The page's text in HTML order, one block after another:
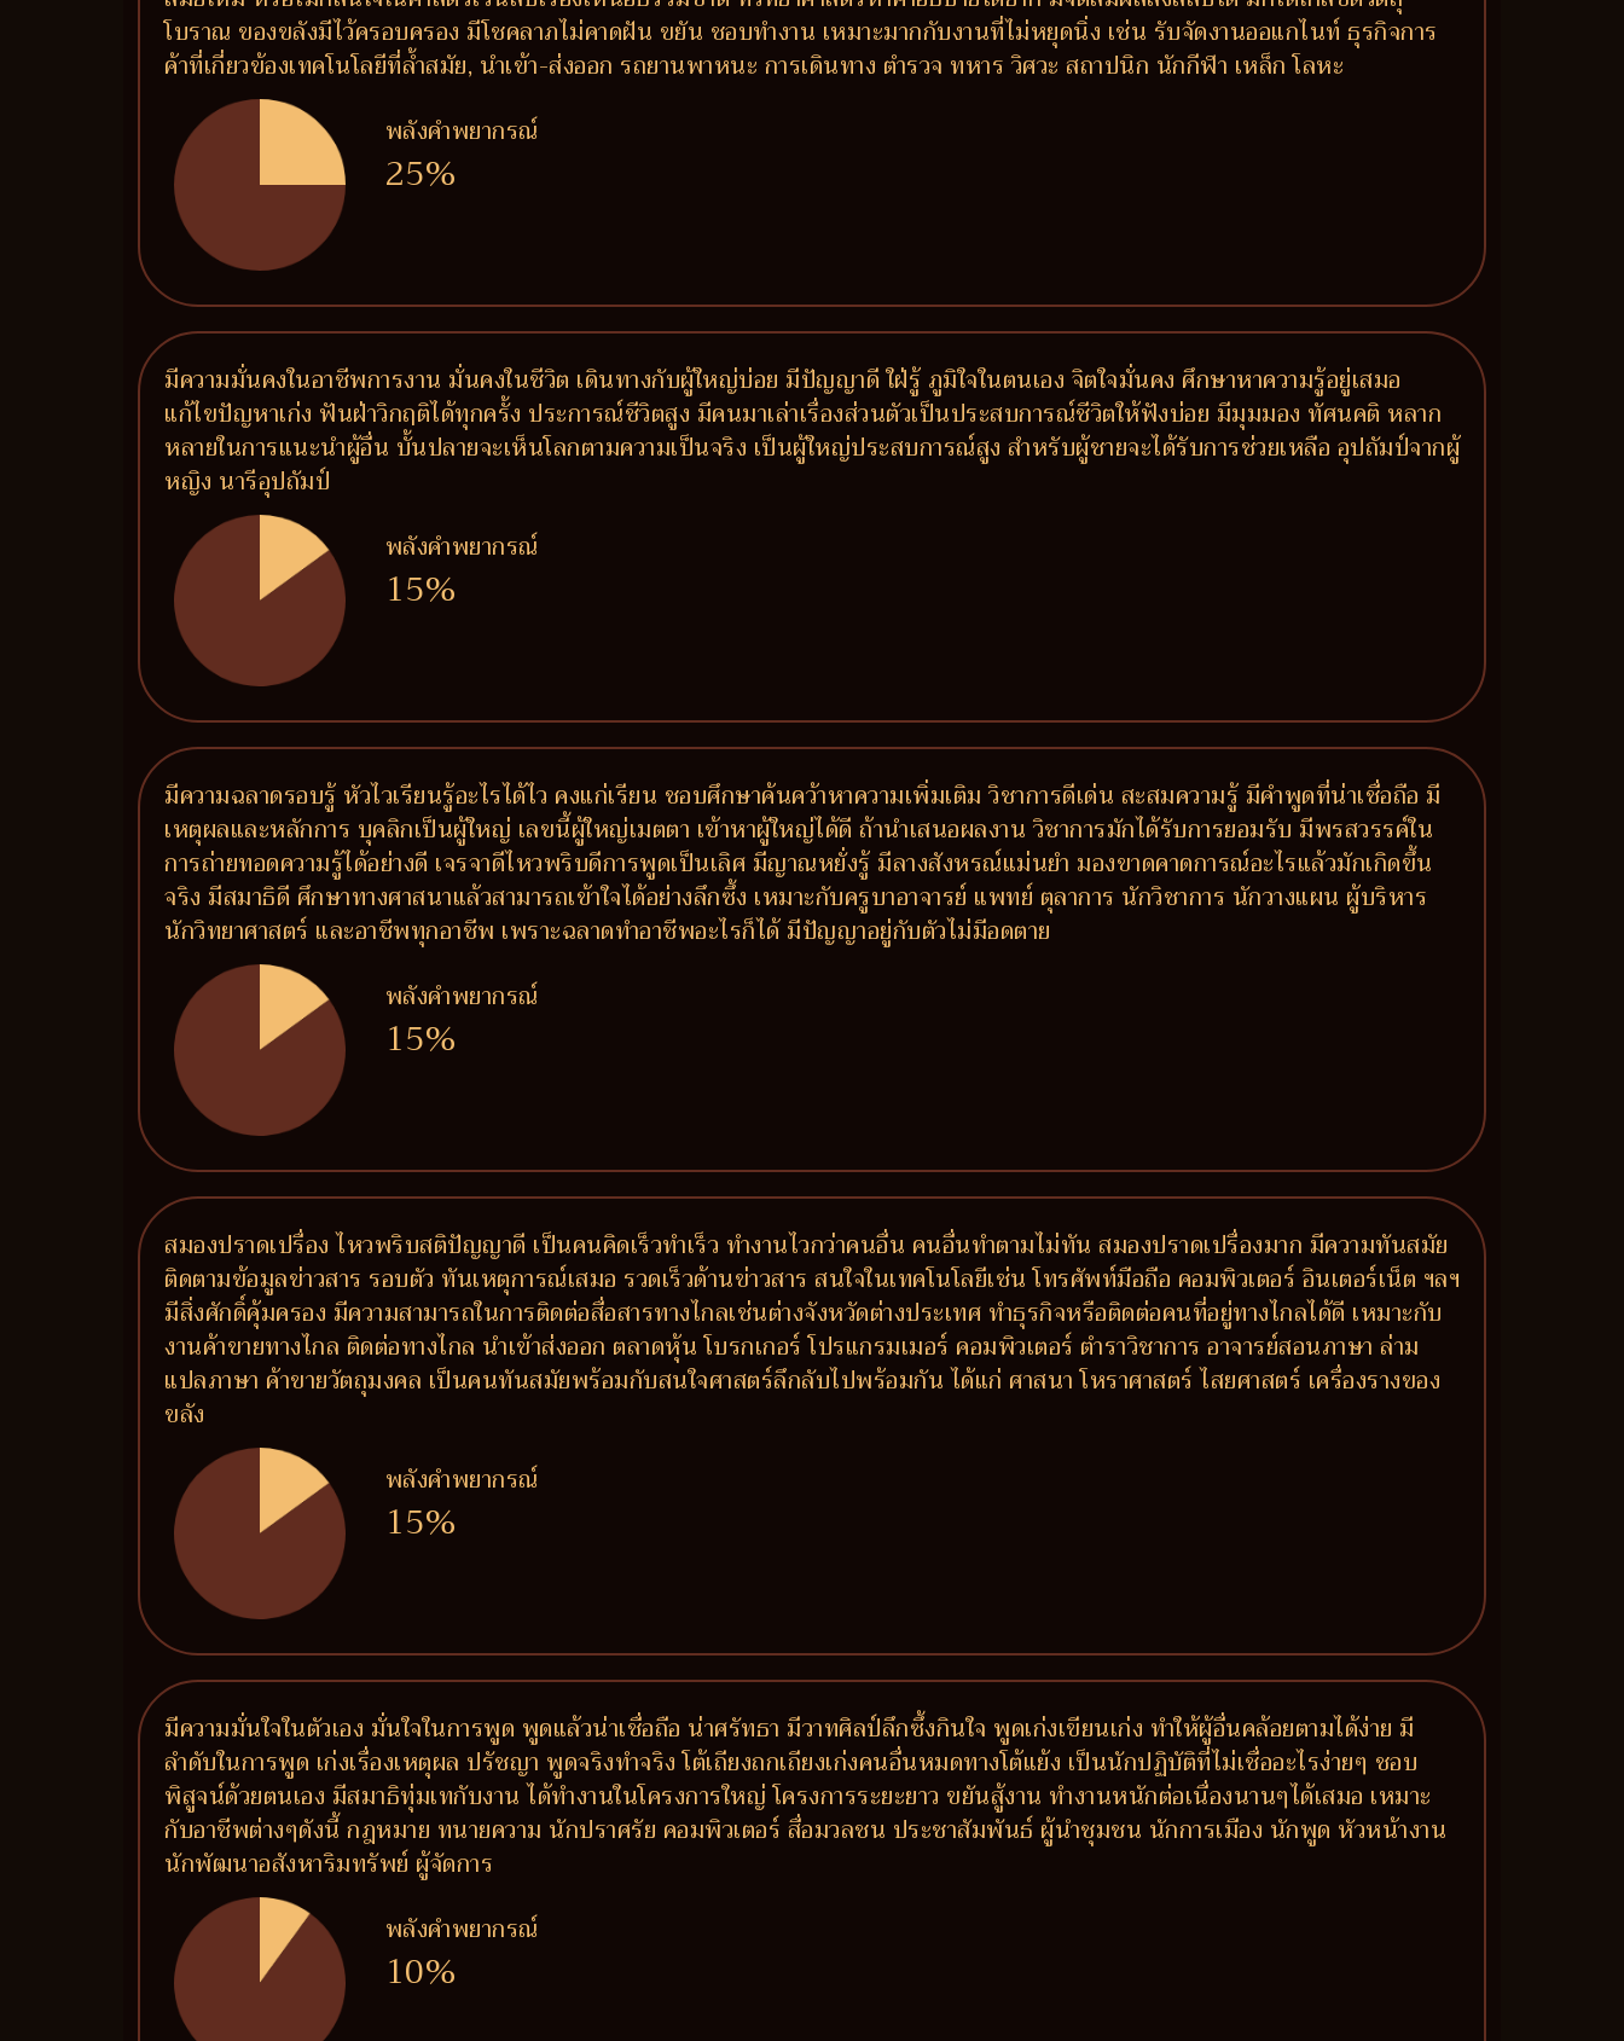
โบราณ ของขลังมีไว้ครอบครอง มีโชคลาภไม่คาดฝัน ขยัน ชอบทำงาน เหมาะมากกับงานที่ไม่หยุดนิ่ง เช่น รับจัดงานออแกไนท์ ธุรกิจการ
ค้าที่เกี่ยวข้องเทคโนโลยีที่ล้ำสมัย, นำเข้า-ส่งออก รถยานพาหนะ การเดินทาง ตำรวจ ทหาร วิศวะ สถาปนิก นักกีฬา เหล็ก โลหะ
พลังคำพยากรณ์
25%
มีความมั่นคงในอาชีพการงาน มั่นคงในชีวิต เดินทางกับผู้ใหญ่บ่อย มีปัญญาดี ใฝ่รู้ ภูมิใจในตนเอง จิตใจมั่นคง ศึกษาหาความรู้อยู่เสมอ
แก้ไขปัญหาเก่ง ฟันฝ่าวิกฤติได้ทุกครั้ง ประการณ์ชีวิตสูง มีคนมาเล่าเรื่องส่วนตัวเป็นประสบการณ์ชีวิตให้ฟังบ่อย มีมุมมอง ทัศนคติ หลาก
หลายในการแนะนำผู้อื่น บั้นปลายจะเห็นโลกตามความเป็นจริง เป็นผู้ใหญ่ประสบการณ์สูง สำหรับผู้ชายจะได้รับการช่วยเหลือ อุปถัมป์จากผู้
หญิง นารีอุปถัมป์
พลังคำพยากรณ์
15%
มีความฉลาดรอบรู้ หัวไวเรียนรู้อะไรได้ไว คงแก่เรียน ชอบศึกษาค้นคว้าหาความเพิ่มเติม วิชาการดีเด่น สะสมความรู้ มีคำพูดที่น่าเชื่อถือ มี
เหตุผลและหลักการ บุคลิกเป็นผู้ใหญ่ เลขนี้ผู้ใหญ่เมตตา เข้าหาผู้ใหญ่ได้ดี ถ้านำเสนอผลงาน วิชาการมักได้รับการยอมรับ มีพรสวรรค์ใน
การถ่ายทอดความรู้ได้อย่างดี เจรจาดีไหวพริบดีการพูดเป็นเลิศ มีญาณหยั่งรู้ มีลางสังหรณ์แม่นยำ มองขาดคาดการณ์อะไรแล้วมักเกิดขึ้น
จริง มีสมาธิดี ศึกษาทางศาสนาแล้วสามารถเข้าใจได้อย่างลึกซึ้ง เหมาะกับครูบาอาจารย์ แพทย์ ตุลาการ นักวิชาการ นักวางแผน ผู้บริหาร
นักวิทยาศาสตร์ และอาชีพทุกอาชีพ เพราะฉลาดทำอาชีพอะไรก็ได้ มีปัญญาอยู่กับตัวไม่มีอดตาย
พลังคำพยากรณ์
15%
สมองปราดเปรื่อง ไหวพริบสติปัญญาดี เป็นคนคิดเร็วทำเร็ว ทำงานไวกว่าคนอื่น คนอื่นทำตามไม่ทัน สมองปราดเปรื่องมาก มีความทันสมัย
ติดตามข้อมูลข่าวสาร รอบตัว ทันเหตุการณ์เสมอ รวดเร็วด้านข่าวสาร สนใจในเทคโนโลยีเช่น โทรศัพท์มือถือ คอมพิวเตอร์ อินเตอร์เน็ต ฯลฯ
มีสิ่งศักดิ์คุ้มครอง มีความสามารถในการติดต่อสื่อสารทางไกลเช่นต่างจังหวัดต่างประเทศ ทำธุรกิจหรือติดต่อคนที่อยู่ทางไกลได้ดี เหมาะกับ
งานค้าขายทางไกล ติดต่อทางไกล นำเข้าส่งออก ตลาดหุ้น โบรกเกอร์ โปรแกรมเมอร์ คอมพิวเตอร์ ตำราวิชาการ อาจารย์สอนภาษา ล่าม
แปลภาษา ค้าขายวัตถุมงคล เป็นคนทันสมัยพร้อมกับสนใจศาสตร์ลึกลับไปพร้อมกัน ได้แก่ ศาสนา โหราศาสตร์ ไสยศาสตร์ เครื่องรางของ
ขลัง
พลังคำพยากรณ์
15%
มีความมั่นใจในตัวเอง มั่นใจในการพูด พูดแล้วน่าเชื่อถือ น่าศรัทธา มีวาทศิลป์ลึกซึ้งกินใจ พูดเก่งเขียนเก่ง ทำให้ผู้อื่นคล้อยตามได้ง่าย มี
ลำดับในการพูด เก่งเรื่องเหตุผล ปรัชญา พูดจริงทำจริง โต้เถียงถกเถียงเก่งคนอื่นหมดทางโต้แย้ง เป็นนักปฏิบัติที่ไม่เชื่ออะไรง่ายๆ ชอบ
พิสูจน์ด้วยตนเอง มีสมาธิทุ่มเทกับงาน ได้ทำงานในโครงการใหญ่ โครงการระยะยาว ขยันสู้งาน ทำงานหนักต่อเนื่องนานๆได้เสมอ เหมาะ
กับอาชีพต่างๆดังนี้ กฎหมาย ทนายความ นักปราศรัย คอมพิวเตอร์ สื่อมวลชน ประชาสัมพันธ์ ผู้นำชุมชน นักการเมือง นักพูด หัวหน้างาน
นักพัฒนาอสังหาริมทรัพย์ ผู้จัดการ
พลังคำพยากรณ์
10%